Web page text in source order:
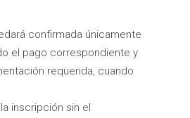
confirmada únicamente
el pago correspondiente y
requerida, cuando
inscripción sin el